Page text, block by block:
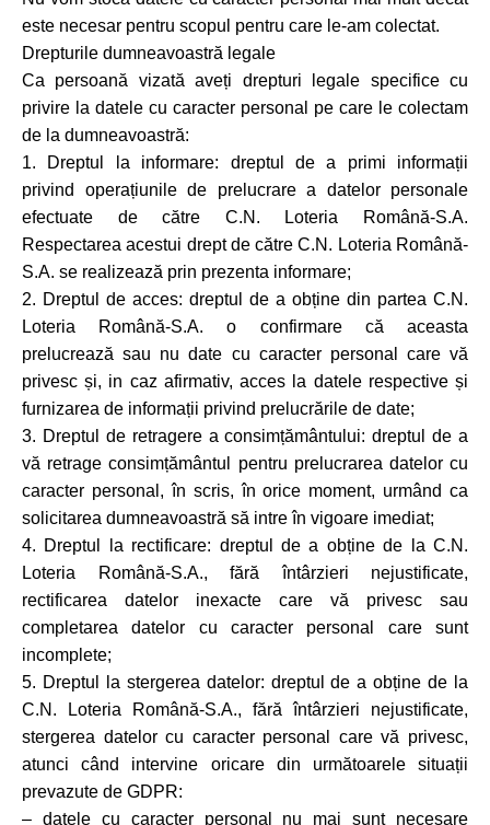
este necesar pentru scopul pentru care le-am colectat.
Drepturile dumneavoastră legale
Ca persoană vizată aveți drepturi legale specifice cu
privire la datele cu caracter personal pe care le colectam
de la dumneavoastră:
1. Dreptul la informare: dreptul de a primi informații
privind operațiunile de prelucrare a datelor personale
efectuate de către C.N. Loteria Română-S.A.
Respectarea acestui drept de către C.N. Loteria Română-
S.A. se realizează prin prezenta informare;
2. Dreptul de acces: dreptul de a obține din partea C.N.
Loteria Română-S.A. o confirmare că aceasta
prelucrează sau nu date cu caracter personal care vă
privesc și, in caz afirmativ, acces la datele respective și
furnizarea de informații privind prelucrările de date;
3. Dreptul de retragere a consimțământului: dreptul de a
vă retrage consimțământul pentru prelucrarea datelor cu
caracter personal, în scris, în orice moment, urmând ca
solicitarea dumneavoastră să intre în vigoare imediat;
4. Dreptul la rectificare: dreptul de a obține de la C.N.
Loteria Română-S.A., fără întârzieri nejustificate,
rectificarea datelor inexacte care vă privesc sau
completarea datelor cu caracter personal care sunt
incomplete;
5. Dreptul la stergerea datelor: dreptul de a obține de la
C.N. Loteria Română-S.A., fără întârzieri nejustificate,
stergerea datelor cu caracter personal care vă privesc,
atunci când intervine oricare din următoarele situații
prevazute de GDPR:
– datele cu caracter personal nu mai sunt necesare